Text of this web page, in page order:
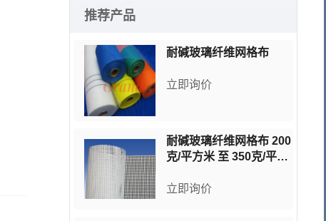
推荐产品
耐碱玻璃纤维网格布
立即询价
耐碱玻璃纤维网格布 200
克/平方米 至 350克/平方
立即询价